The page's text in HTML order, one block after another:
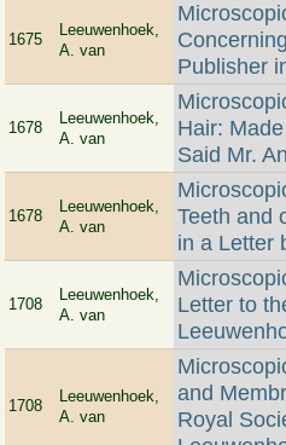
1675
Leeuwenhoek,
A. van
Publisher
1678
Leeuwenhoek,
A. van
Hair:
Said Mr.
1678
Leeuwenhoek,
A. van
Teeth and
in a Letter
1708
Leeuwenhoek,
A. van
Letter to
1708
Leeuwenhoek,
A. van
and
Royal